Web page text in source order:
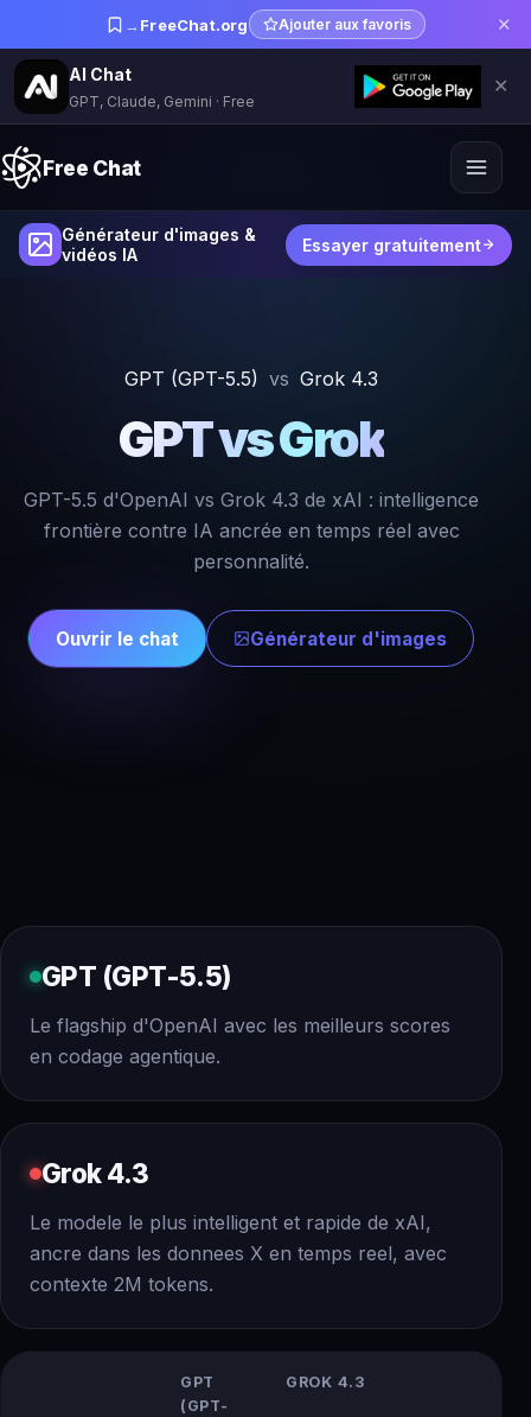
→ FreeChat.org Ajouter aux favoris ✕
AI Chat
GPT, Claude, Gemini · Free
✕
Free Chat
Générateur d'images &
vidéos IA
Essayer gratuitement
GPT (GPT-5.5) vs Grok 4.3
GPT vs Grok
GPT-5.5 d'OpenAI vs Grok 4.3 de xAI : intelligence
frontière contre IA ancrée en temps réel avec
personnalité.
Ouvrir le chat Générateur d'images
GPT (GPT-5.5)
Le flagship d'OpenAI avec les meilleurs scores
en codage agentique.
Grok 4.3
Le modele le plus intelligent et rapide de xAI,
ancre dans les donnees X en temps reel, avec
contexte 2M tokens.
GPT
(GPT-
GROK 4.3